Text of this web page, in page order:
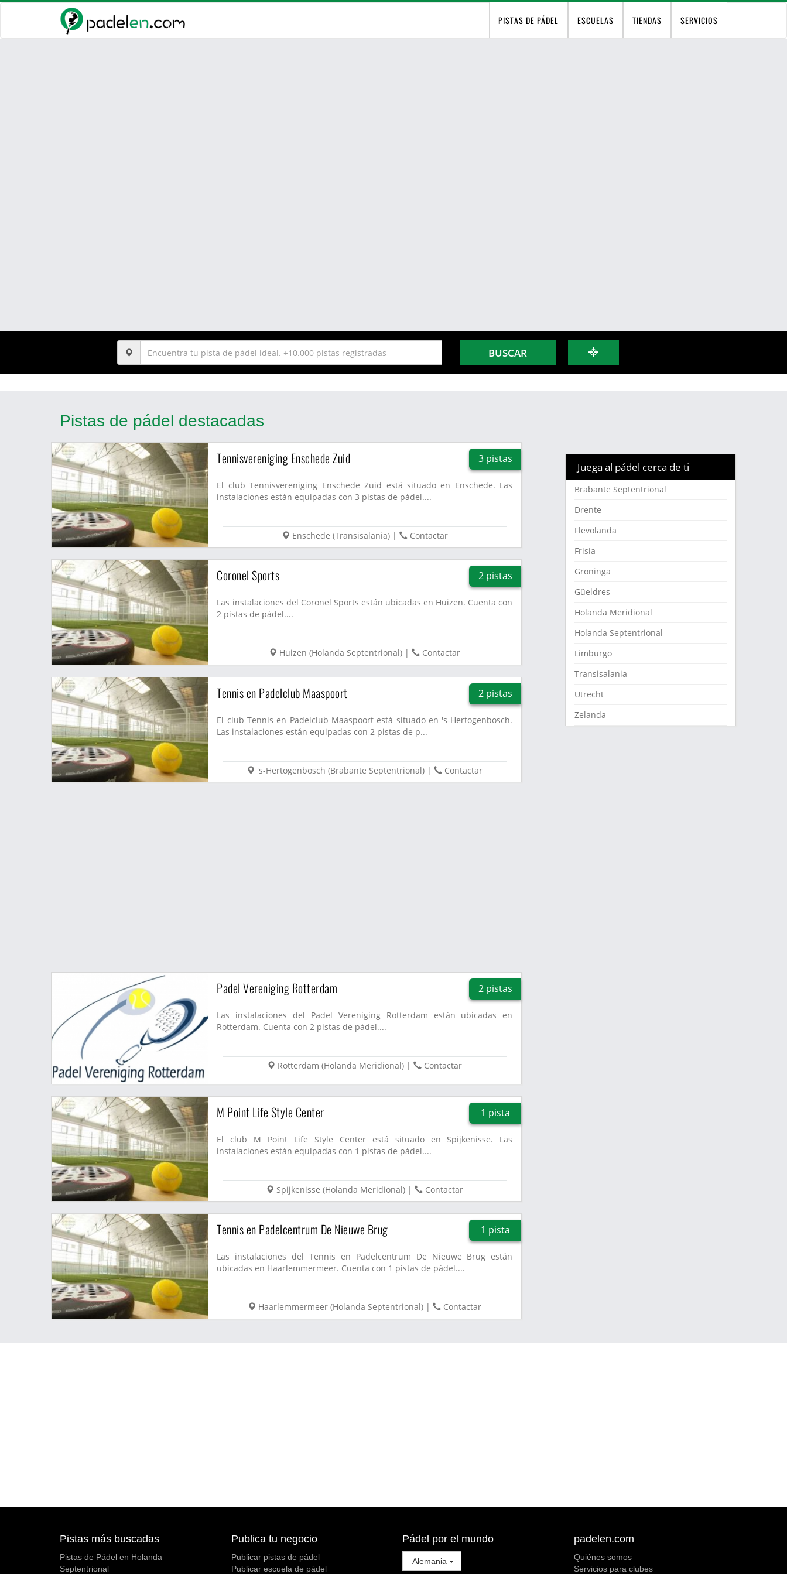
PISTAS DE PÁDEL ESCUELAS TIENDAS SERVICIOS
BUSCAR
Pistas de pádel destacadas
Tennisvereniging Enschede Zuid 3 pistas
El club Tennisvereniging Enschede Zuid está situado en Enschede. Las
instalaciones están equipadas con 3 pistas de pádel....
Enschede (Transisalania) | Contactar
Coronel Sports 2 pistas
Las instalaciones del Coronel Sports están ubicadas en Huizen. Cuenta con
2 pistas de pádel....
Huizen (Holanda Septentrional) | Contactar
Tennis en Padelclub Maaspoort 2 pistas
El club Tennis en Padelclub Maaspoort está situado en 's-Hertogenbosch.
Las instalaciones están equipadas con 2 pistas de p...
's-Hertogenbosch (Brabante Septentrional) | Contactar
Padel Vereniging Rotterdam 2 pistas
Las instalaciones del Padel Vereniging Rotterdam están ubicadas en
Rotterdam. Cuenta con 2 pistas de pádel....
Rotterdam (Holanda Meridional) | Contactar
M Point Life Style Center 1 pista
El club M Point Life Style Center está situado en Spijkenisse. Las
instalaciones están equipadas con 1 pistas de pádel....
Spijkenisse (Holanda Meridional) | Contactar
Tennis en Padelcentrum De Nieuwe Brug 1 pista
Las instalaciones del Tennis en Padelcentrum De Nieuwe Brug están
ubicadas en Haarlemmermeer. Cuenta con 1 pistas de pádel....
Haarlemmermeer (Holanda Septentrional) | Contactar
Juega al pádel cerca de ti
Brabante Septentrional
Drente
Flevolanda
Frisia
Groninga
Güeldres
Holanda Meridional
Holanda Septentrional
Limburgo
Transisalania
Utrecht
Zelanda
Pistas más buscadas
Pistas de Pádel en Holanda
Septentrional
Publica tu negocio
Publicar pistas de pádel
Publicar escuela de pádel
Pádel por el mundo
Alemania
padelen.com
Quiénes somos
Servicios para clubes